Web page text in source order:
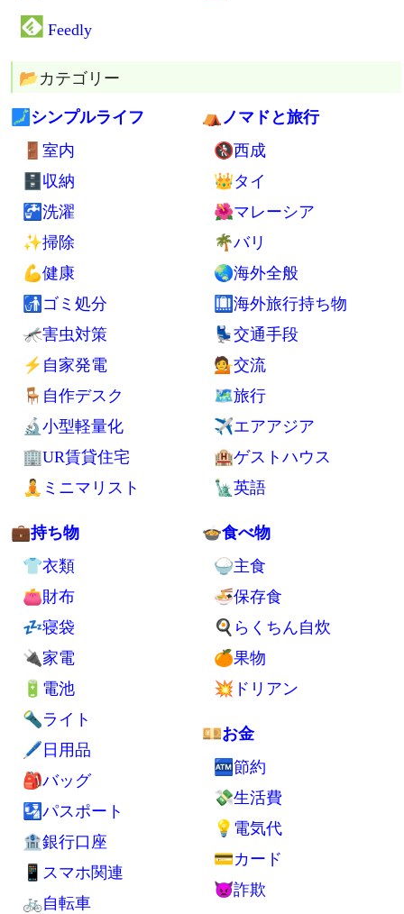
Feedly
🗾シンプルライフ
🚪室内
🗄収納
🚰洗濯
✨掃除
💪健康
🚮ゴミ処分
🦟害虫対策
⚡自家発電
🪑自作デスク
🔬小型軽量化
🏢UR賃貸住宅
🧘ミニマリスト
⛺ノマドと旅行
🚷西成
👑タイ
🌺マレーシア
🌴バリ
🌏海外全般
🛄海外旅行持ち物
💺交通手段
💁交流
🗺旅行
✈エアアジア
🏨ゲストハウス
🗽英語
💼持ち物
👕衣類
👛財布
💤寝袋
🔌家電
🔋電池
🔦ライト
🖊日用品
🎒バッグ
🛂パスポート
🏦銀行口座
📱スマホ関連
🚲自転車
🍲食べ物
🍚主食
🍜保存食
🍳らくちん自炊
🍊果物
💥ドリアン
💴お金
🏧節約
💸生活費
💡電気代
💳カード
👿詐欺